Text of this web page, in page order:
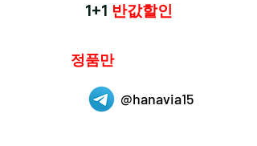
1+1 반값할인
정품만
@hanavia15